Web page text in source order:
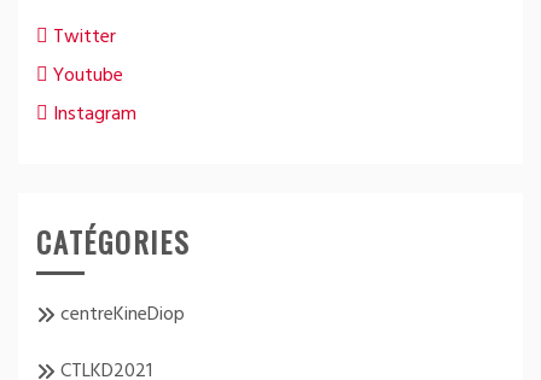
Twitter
Youtube
Instagram
CATÉGORIES
centreKineDiop
CTLKD2021